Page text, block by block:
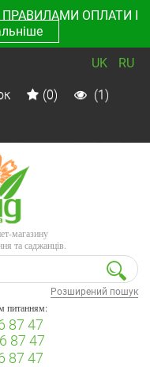
ОПЛАТИ І
UK RU
(0) (1)
магазину
та саджанців.
Розширений пошук
питанням:
87 47
87 47
87 47